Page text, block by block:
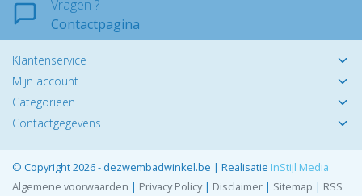
Vragen ?
Contactpagina
Klantenservice
Mijn account
Categorieën
Contactgegevens
© Copyright 2026 - dezwembadwinkel.be | Realisatie InStijl Media
Algemene voorwaarden | Privacy Policy| Disclaimer | Sitemap | RSS